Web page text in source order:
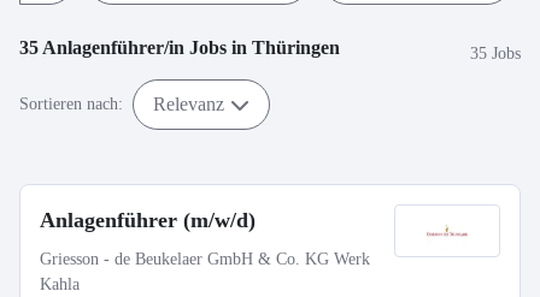
35 Anlagenführer/in Jobs in Thüringen 35 Jobs
Sortieren nach: Relevanz
Anlagenführer (m/w/d)
Griesson - de Beukelaer GmbH & Co. KG Werk
Kahla